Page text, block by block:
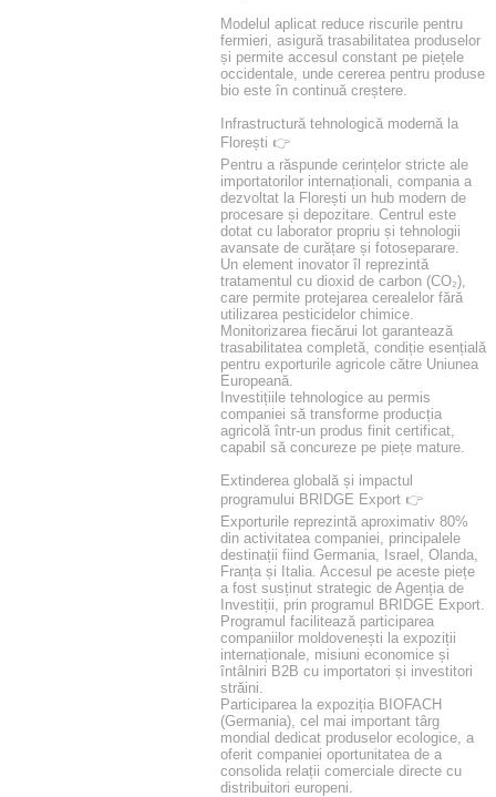
Modelul aplicat reduce riscurile pentru
fermieri, asigură trasabilitatea produselor
și permite accesul constant pe piețele
occidentale, unde cererea pentru produse
bio este în continuă creștere.
Infrastructură tehnologică modernă la
Florești 👉
Pentru a răspunde cerințelor stricte ale
importatorilor internaționali, compania a
dezvoltat la Florești un hub modern de
procesare și depozitare. Centrul este
dotat cu laborator propriu și tehnologii
avansate de curățare și fotoseparare.
Un element inovator îl reprezintă
tratamentul cu dioxid de carbon (CO₂),
care permite protejarea cerealelor fără
utilizarea pesticidelor chimice.
Monitorizarea fiecărui lot garantează
trasabilitatea completă, condiție esențială
pentru exporturile agricole către Uniunea
Europeană.
Investițiile tehnologice au permis
companiei să transforme producția
agricolă într-un produs finit certificat,
capabil să concureze pe piețe mature.
Extinderea globală și impactul
programului BRIDGE Export 👉
Exporturile reprezintă aproximativ 80%
din activitatea companiei, principalele
destinații fiind Germania, Israel, Olanda,
Franța și Italia. Accesul pe aceste piețe
a fost susținut strategic de Agenția de
Investiții, prin programul BRIDGE Export.
Programul facilitează participarea
companiilor moldovenești la expoziții
internaționale, misiuni economice și
întâlniri B2B cu importatori și investitori
străini.
Participarea la expoziția BIOFACH
(Germania), cel mai important târg
mondial dedicat produselor ecologice, a
oferit companiei oportunitatea de a
consolida relații comerciale directe cu
distribuitori europeni.